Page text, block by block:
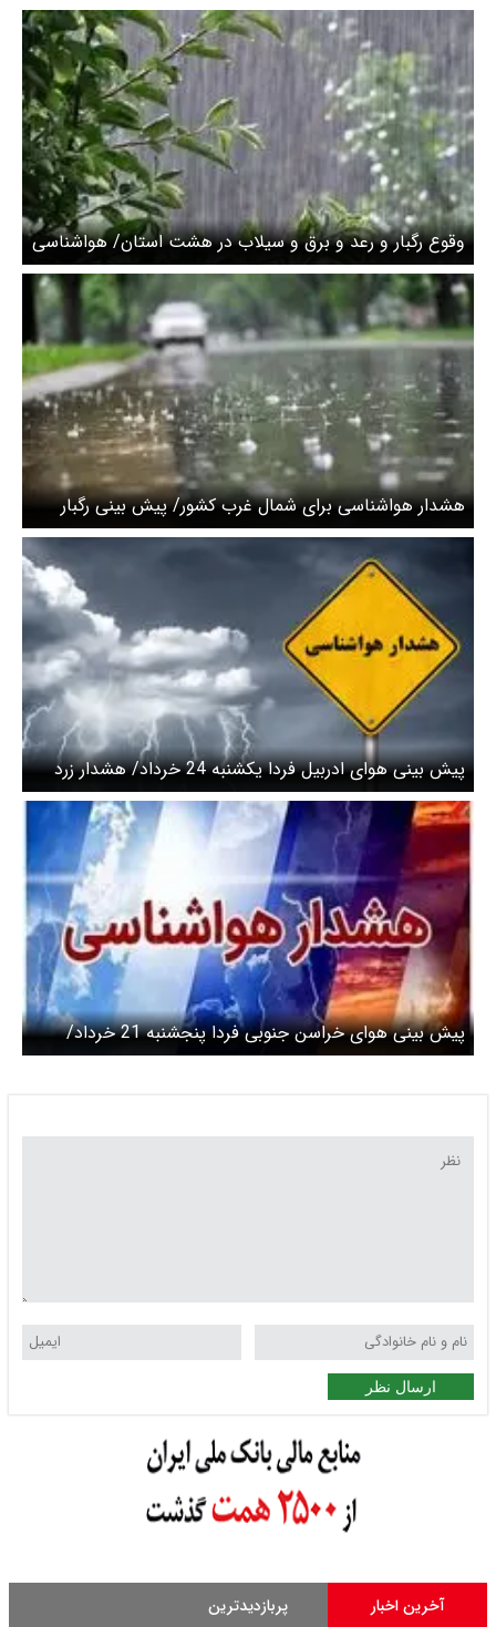
وقوع رگبار و رعد و برق و سیلاب در هشت استان/ هواشناسی
هشدار داد
هشدار هواشناسی برای شمال غرب کشور/ پیش بینی رگبار
باران
پیش بینی هوای ادربیل فردا یکشنبه 24 خرداد/ هشدار زرد
صادر شد
پیش بینی هوای خراسن جنوبی فردا پنجشنبه 21 خرداد/
هشدار هواشناسی برای تداوم وزش باد شدید
ارسال نظر
آخرین اخبار پربازدیدترین